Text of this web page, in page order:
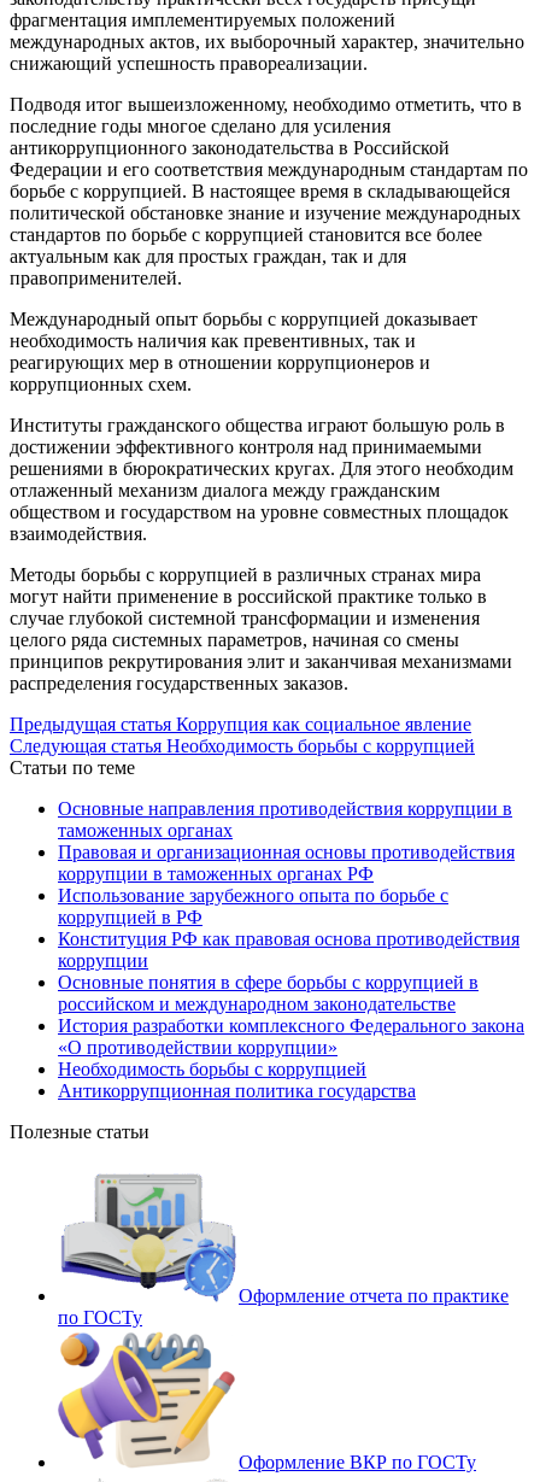
фрагментация имплементируемых положений
международных актов, их выборочный характер, значительно
снижающий успешность правореализации.
Подводя итог вышеизложенному, необходимо отметить, что в
последние годы многое сделано для усиления
антикоррупционного законодательства в Российской
Федерации и его соответствия международным стандартам по
борьбе с коррупцией. В настоящее время в складывающейся
политической обстановке знание и изучение международных
стандартов по борьбе с коррупцией становится все более
актуальным как для простых граждан, так и для
правоприменителей.
Международный опыт борьбы с коррупцией доказывает
необходимость наличия как превентивных, так и
реагирующих мер в отношении коррупционеров и
коррупционных схем.
Институты гражданского общества играют большую роль в
достижении эффективного контроля над принимаемыми
решениями в бюрократических кругах. Для этого необходим
отлаженный механизм диалога между гражданским
обществом и государством на уровне совместных площадок
взаимодействия.
Методы борьбы с коррупцией в различных странах мира
могут найти применение в российской практике только в
случае глубокой системной трансформации и изменения
целого ряда системных параметров, начиная со смены
принципов рекрутирования элит и заканчивая механизмами
распределения государственных заказов.
Предыдущая статья Коррупция как социальное явление
Следующая статья Необходимость борьбы с коррупцией
Статьи по теме
Основные направления противодействия коррупции в
таможенных органах
Правовая и организационная основы противодействия
коррупции в таможенных органах РФ
Использование зарубежного опыта по борьбе с
коррупцией в РФ
Конституция РФ как правовая основа противодействия
коррупции
Основные понятия в сфере борьбы с коррупцией в
российском и международном законодательстве
История разработки комплексного Федерального закона
«О противодействии коррупции»
Необходимость борьбы с коррупцией
Антикоррупционная политика государства
Полезные статьи
Оформление отчета по практике
по ГОСТу
Оформление ВКР по ГОСТу